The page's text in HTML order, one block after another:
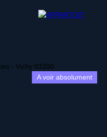
A voir absolument